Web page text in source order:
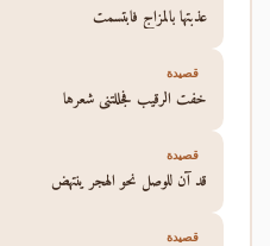
عذبتها بالمزاج فابتسمت
قصيدة
خفت الرقيب فجللتني شعرها
قصيدة
قد آن للوصل نحو الهجر ينتهض
قصيدة